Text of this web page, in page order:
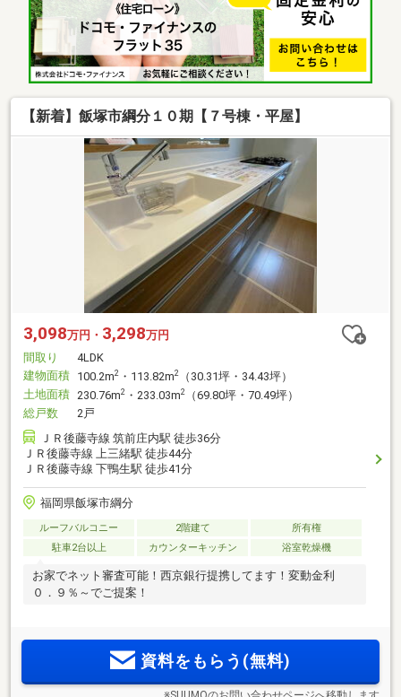
【新着】飯塚市綱分１０期【７号棟・平屋】
3,098万円・ 3,298万円
間取り
4LDK
建物面積 100.2m2 ・113.82m2
（30.31坪・34.43坪）
土地面積 230.76m2 ・233.03m2
（69.80坪・70.49坪）
総戸数
2戸
ＪＲ後藤寺線 筑前庄内駅 徒歩36分
ＪＲ後藤寺線 上三緒駅 徒歩44分
ＪＲ後藤寺線 下鴨生駅 徒歩41分
福岡県飯塚市綱分
ルーフバルコニー 2階建て
所有権
駐車2台以上
カウンターキッチン 浴室乾燥機
お家でネット審査可能！西京銀行提携してます！変動金利
０．９％～でご提案！
資料をもらう(無料)